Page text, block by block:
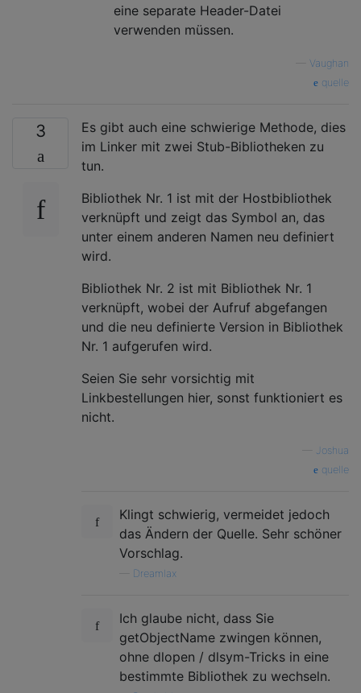
eine separate Header-Datei
verwenden müssen.
Vaughan
quelle
3
Es gibt auch eine schwierige Methode, dies
im Linker mit zwei Stub-Bibliotheken zu
tun.
Bibliothek Nr. 1 ist mit der Hostbibliothek
verknüpft und zeigt das Symbol an, das
unter einem anderen Namen neu definiert
wird.
Bibliothek Nr. 2 ist mit Bibliothek Nr. 1
verknüpft, wobei der Aufruf abgefangen
und die neu definierte Version in Bibliothek
Nr. 1 aufgerufen wird.
Seien Sie sehr vorsichtig mit
Linkbestellungen hier, sonst funktioniert es
nicht.
Joshua
quelle
Klingt schwierig, vermeidet jedoch
das Ändern der Quelle. Sehr schöner
Vorschlag.
Dreamlax
Ich glaube nicht, dass Sie
getObjectName zwingen können,
ohne dlopen / dlsym-Tricks in eine
bestimmte Bibliothek zu wechseln.